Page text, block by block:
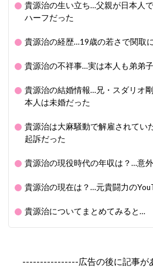
貴源治の生い立ち…父親が日本人
ハーフだった
貴源治の経歴…19歳の若さで関取
貴源治の不祥事…実は本人も弟弟
貴源治の結婚情報…兄・スダリオ
本人は未婚だった
貴源治は大麻騒動で解雇されてい
起訴だった
貴源治の現役時代の年収は？…意
貴源治の現在は？…元貴闘力の
貴源治についてまとめてみると…
----------------広告の後に記事